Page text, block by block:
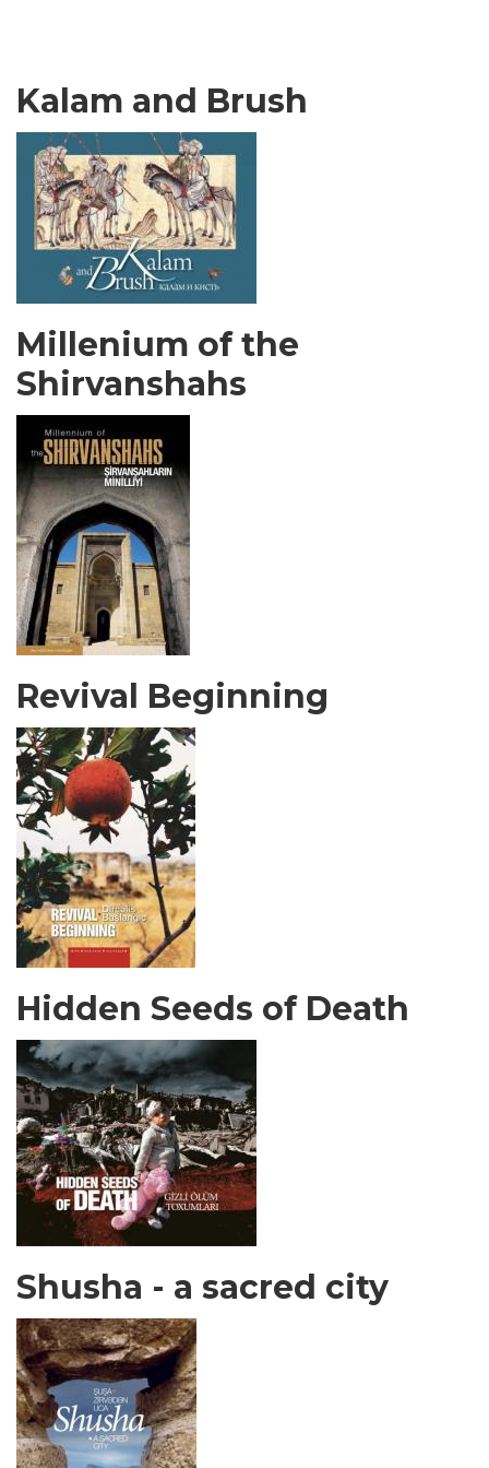
Kalam and Brush
Millenium of the
Shirvanshahs
Revival Beginning
Hidden Seeds of Death
Shusha - a sacred city